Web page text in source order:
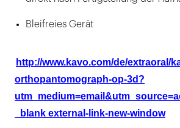
Bleifreies Gerät
http://www.kavo.com/de/extraoral/
orthopantomograph-op-3d?
_blank external-link-new-window